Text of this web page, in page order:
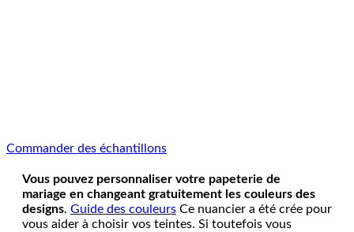
Commander des échantillons
Vous pouvez personnaliser votre papeterie de
mariage en changeant gratuitement les couleurs des
designs. Guide des couleurs Ce nuancier a été crée pour
vous aider à choisir vos teintes. Si toutefois vous